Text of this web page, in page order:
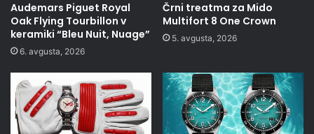
Audemars Piguet Royal
Oak Flying Tourbillon v
keramiki “Bleu Nuit, Nuage”
6. avgusta, 2026
Črni treatma za Mido
Multifort 8 One Crown
5. avgusta, 2026